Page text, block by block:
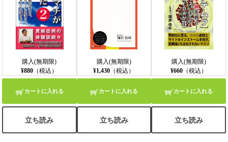
購入(無期限)
¥880 （税込）
カートに入れる
立ち読み
購入(無期限)
¥1,430 （税込）
カートに入れる
立ち読み
購入(無期限)
¥660（税込）
カートに入れる
立ち読み